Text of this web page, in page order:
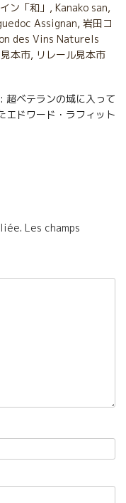
ン「和」 , Kanako san,
Assignan, 岩田コ
des Vins Naturels
本市, リレール見本市
ベテランの域に入って
エドワード・ラフィット
Les champs